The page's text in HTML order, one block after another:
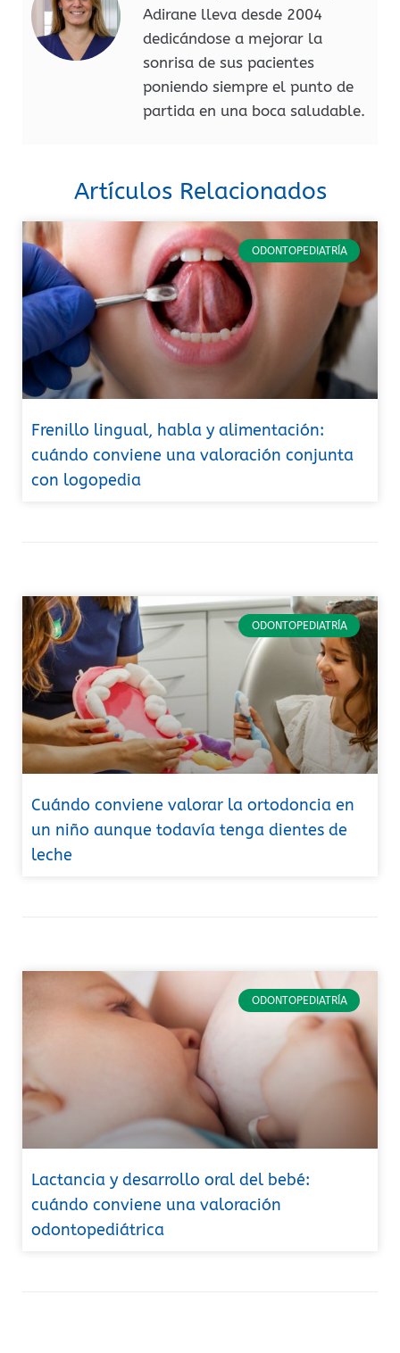
Adirane lleva desde 2004
dedicándose a mejorar la
sonrisa de sus pacientes
poniendo siempre el punto de
partida en una boca saludable.
Artículos Relacionados
ODONTOPEDIATRÍA
Frenillo lingual, habla y alimentación:
cuándo conviene una valoración conjunta
con logopedia
ODONTOPEDIATRÍA
Cuándo conviene valorar la ortodoncia en
un niño aunque todavía tenga dientes de
leche
ODONTOPEDIATRÍA
Lactancia y desarrollo oral del bebé:
cuándo conviene una valoración
odontopediátrica